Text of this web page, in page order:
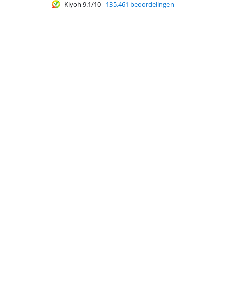
Kiyoh 9.1/10- 135.461 beoordelingen